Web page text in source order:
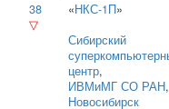
38
▽
«НКС-1П»
Сибирский
центр,
ИВМиМГ СО РАН,
Новосибирск